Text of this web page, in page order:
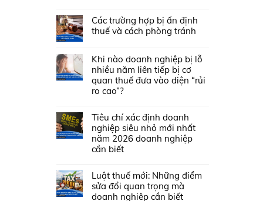
Các trường hợp bị ấn định
thuế và cách phòng tránh
Khi nào doanh nghiệp bị lỗ
nhiều năm liên tiếp bị cơ
quan thuế đưa vào diện “rủi
ro cao”?
Tiêu chí xác định doanh
nghiệp siêu nhỏ mới nhất
năm 2026 doanh nghiệp
cần biết
Luật thuế mới: Những điểm
sửa đổi quan trọng mà
doanh nghiệp cần biết